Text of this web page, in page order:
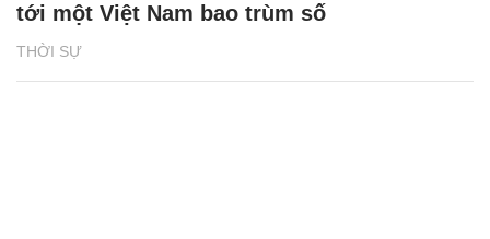
THỜI SỰ
tới một Việt Nam bao trùm số